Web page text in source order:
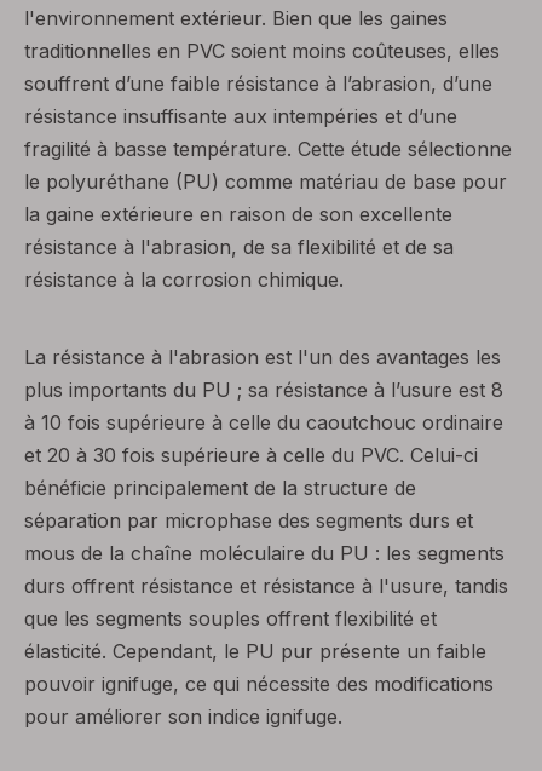
l'environnement extérieur. Bien que les gaines
traditionnelles en PVC soient moins coûteuses, elles
souffrent d’une faible résistance à l’abrasion, d’une
résistance insuffisante aux intempéries et d’une
fragilité à basse température. Cette étude sélectionne
le polyuréthane (PU) comme matériau de base pour
la gaine extérieure en raison de son excellente
résistance à l'abrasion, de sa flexibilité et de sa
résistance à la corrosion chimique.
La résistance à l'abrasion est l'un des avantages les
plus importants du PU ; sa résistance à l’usure est 8
à 10 fois supérieure à celle du caoutchouc ordinaire
et 20 à 30 fois supérieure à celle du PVC. Celui-ci
bénéficie principalement de la structure de
séparation par microphase des segments durs et
mous de la chaîne moléculaire du PU : les segments
durs offrent résistance et résistance à l'usure, tandis
que les segments souples offrent flexibilité et
élasticité. Cependant, le PU pur présente un faible
pouvoir ignifuge, ce qui nécessite des modifications
pour améliorer son indice ignifuge.